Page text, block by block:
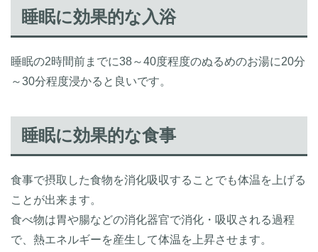
睡眠に効果的な入浴
睡眠の2時間前までに38～40度程度のぬるめのお湯に20分
～30分程度浸かると良いです。
睡眠に効果的な食事
食事で摂取した食物を消化吸収することでも体温を上げる
ことが出来ます。
食べ物は胃や腸などの消化器官で消化・吸収される過程
で、熱エネルギーを産生して体温を上昇させます。